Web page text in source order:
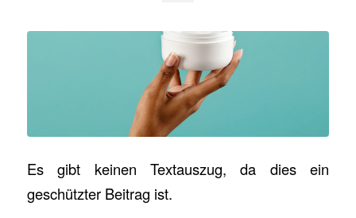
Es gibt keinen Textauszug, da dies ein
geschützter Beitrag ist.